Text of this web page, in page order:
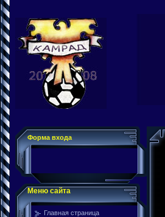
Форма входа
Меню сайта
Главная страница